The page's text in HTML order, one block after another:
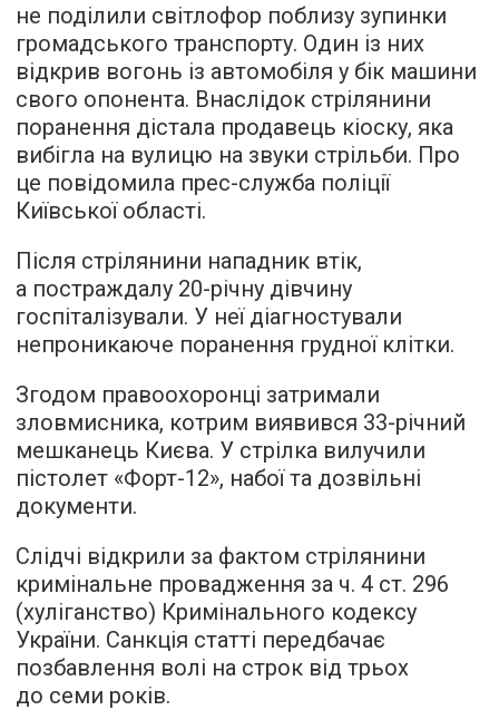
не поділили світлофор поблизу зупинки
громадського транспорту. Один із них
відкрив вогонь із автомобіля у бік машини
свого опонента. Внаслідок стрілянини
поранення дістала продавець кіоску, яка
вибігла на вулицю на звуки стрільби. Про
це повідомила прес-служба поліції
Київської області.
Після стрілянини нападник втік,
а постраждалу 20-річну дівчину
госпіталізували. У неї діагностували
непроникаюче поранення грудної клітки.
Згодом правоохоронці затримали
зловмисника, котрим виявився 33-річний
мешканець Києва. У стрілка вилучили
пістолет «Форт-12», набої та дозвільні
документи.
Слідчі відкрили за фактом стрілянини
кримінальне провадження за ч. 4 ст. 296
(хуліганство) Кримінального кодексу
України. Санкція статті передбачає
позбавлення волі на строк від трьох
до семи років.